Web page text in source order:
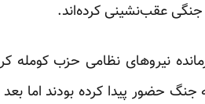
عقب‌نشینی کرده‌اند.
فرمانده نیروهای نظامی حزب
حضور پیدا کرده بودند اما